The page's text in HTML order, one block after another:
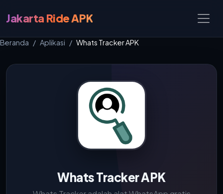
Jakarta Ride APK
Beranda Aplikasi Whats Tracker APK
Whats Tracker APK